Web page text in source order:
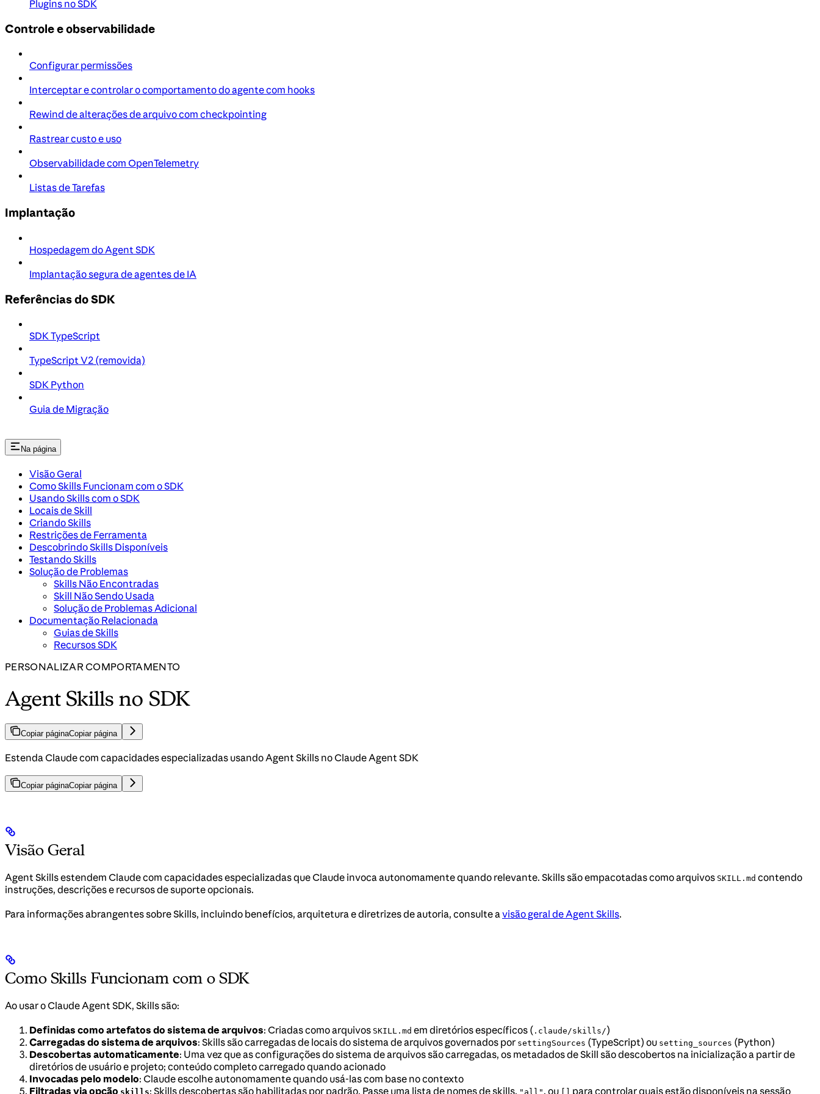
Plugins no SDK
Controle e observabilidade
Configurar permissões
Interceptar e controlar o comportamento do agente com hooks
Rewind de alterações de arquivo com checkpointing
Rastrear custo e uso
Observabilidade com OpenTelemetry
Listas de Tarefas
Implantação
Hospedagem do Agent SDK
Implantação segura de agentes de IA
Referências do SDK
SDK TypeScript
TypeScript V2 (removida)
SDK Python
Guia de Migração
Na página
Visão Geral
Como Skills Funcionam com o SDK
Usando Skills com o SDK
Locais de Skill
Criando Skills
Restrições de Ferramenta
Descobrindo Skills Disponíveis
Testando Skills
Solução de Problemas
Skills Não Encontradas
Skill Não Sendo Usada
Solução de Problemas Adicional
Documentação Relacionada
Guias de Skills
Recursos SDK
PERSONALIZAR COMPORTAMENTO
Agent Skills no SDK
Copiar páginaCopiar página
Estenda Claude com capacidades especializadas usando Agent Skills no Claude Agent SDK
Copiar páginaCopiar página
Visão Geral
Agent Skills estendem Claude com capacidades especializadas que Claude invoca autonomamente quando relevante. Skills são empacotadas como arquivos SKILL.md contendo
instruções, descrições e recursos de suporte opcionais.
Para informações abrangentes sobre Skills, incluindo benefícios, arquitetura e diretrizes de autoria, consulte a visão geral de Agent Skills.
Como Skills Funcionam com o SDK
Ao usar o Claude Agent SDK, Skills são:
Definidas como artefatos do sistema de arquivos: Criadas como arquivos SKILL.md em diretórios específicos ( .claude/skills/)
Carregadas do sistema de arquivos: Skills são carregadas de locais do sistema de arquivos governados por settingSources (TypeScript) ou setting_sources (Python)
Descobertas automaticamente: Uma vez que as configurações do sistema de arquivos são carregadas, os metadados de Skill são descobertos na inicialização a partir de
diretórios de usuário e projeto; conteúdo completo carregado quando acionado
Invocadas pelo modelo: Claude escolhe autonomamente quando usá-las com base no contexto
Filtradas via opção skills: Skills descobertas são habilitadas por padrão. Passe uma lista de nomes de skills, "all" , ou para controlar quais estão disponíveis na sessão